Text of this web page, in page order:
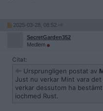
2025-03-28, 08:52
SecretGarden352
Medlem
Citat:
Ursprungligen postat av
Just nu verkar Mint vara
verkar dessutom ha
iochmed Rust.